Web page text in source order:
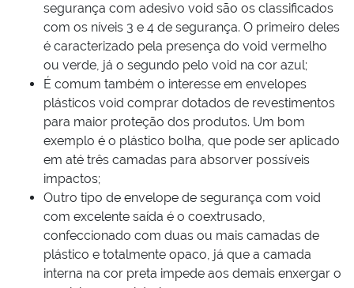
segurança com adesivo void são os classificados
com os níveis 3 e 4 de segurança. O primeiro deles
é caracterizado pela presença do void vermelho
ou verde, já o segundo pelo void na cor azul;
É comum também o interesse em envelopes
plásticos void comprar dotados de revestimentos
para maior proteção dos produtos. Um bom
exemplo é o plástico bolha, que pode ser aplicado
em até três camadas para absorver possíveis
impactos;
Outro tipo de envelope de segurança com void
com excelente saída é o coextrusado,
confeccionado com duas ou mais camadas de
plástico e totalmente opaco, já que a camada
interna na cor preta impede aos demais enxergar o